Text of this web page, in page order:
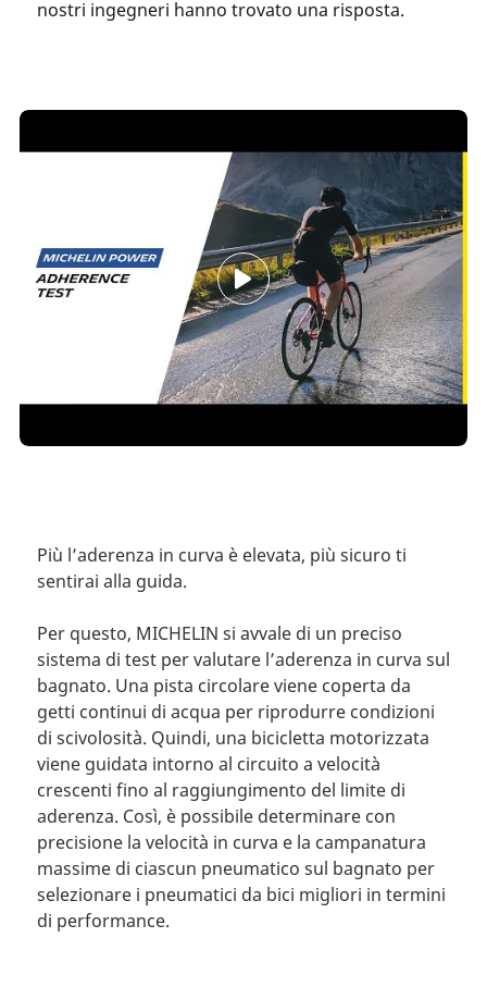
nostri ingegneri hanno trovato una risposta.
Più l’aderenza in curva è elevata, più sicuro ti
sentirai alla guida.
Per questo, MICHELIN si avvale di un preciso
sistema di test per valutare l’aderenza in curva sul
bagnato. Una pista circolare viene coperta da
getti continui di acqua per riprodurre condizioni
di scivolosità. Quindi, una bicicletta motorizzata
viene guidata intorno al circuito a velocità
crescenti fino al raggiungimento del limite di
aderenza. Così, è possibile determinare con
precisione la velocità in curva e la campanatura
massime di ciascun pneumatico sul bagnato per
selezionare i pneumatici da bici migliori in termini
di performance.